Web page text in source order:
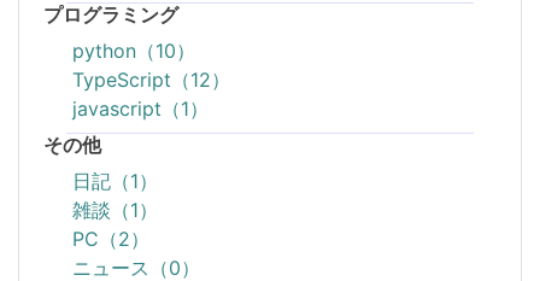
プログラミング
python（10）
TypeScript（12）
javascript（1）
その他
日記（1）
雑談（1）
PC（2）
ニュース（0）